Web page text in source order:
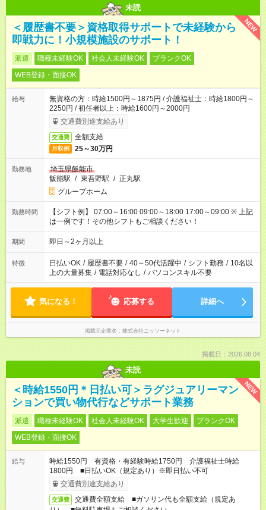
未読
NEW
＜履歴書不要＞資格取得サポートで未経験から
即戦力に！小規模施設のサポート！
派遣 職種未経験OK 社会人未経験OK
ブランクOK
WEB登録・面接OK
給与
無資格の方：時給1500円～1875円 / 介護福祉士：時給1800円～
2250円 / 初任者以上：時給1600円～2000円
交通費別途支給あり
交通費 全額支給
月収例 25～30万円
勤務地
埼玉県飯能市
飯能駅 / 東吾野駅 / 正丸駅
グループホーム
勤務時間
【シフト例】 07:00～16:00 09:00～18:00 17:00～09:00 ※ 上記
は一例です！その他シフトもご相談ください！
期間 即日～2ヶ月以上
特徴 日払いOK / 履歴書不要 / 40～50代活躍中 / シフト勤務 / 10名以
上の大量募集 / 電話対応なし / パソコンスキル不要
気になる！ 応募する 詳細へ
掲載元企業名 株式会社ニッソーネット
掲載日：2026.08.04
未読
NEW
＜時給1550円＊日払い可＞ラグジュアリーマン
ションで買い物代行などサポート業務
派遣 職種未経験OK 社会人未経験OK 大学生歓迎
ブランクOK
WEB登録・面接OK
給与
時給1550円 有資格・有経験時給1750円 介護福祉士時給
1800円 ■日払いOK（規定あり）※即日払い不可
交通費別途支給あり
交通費
交通費全額支給 ■ガソリン代も全額支給（規定あ